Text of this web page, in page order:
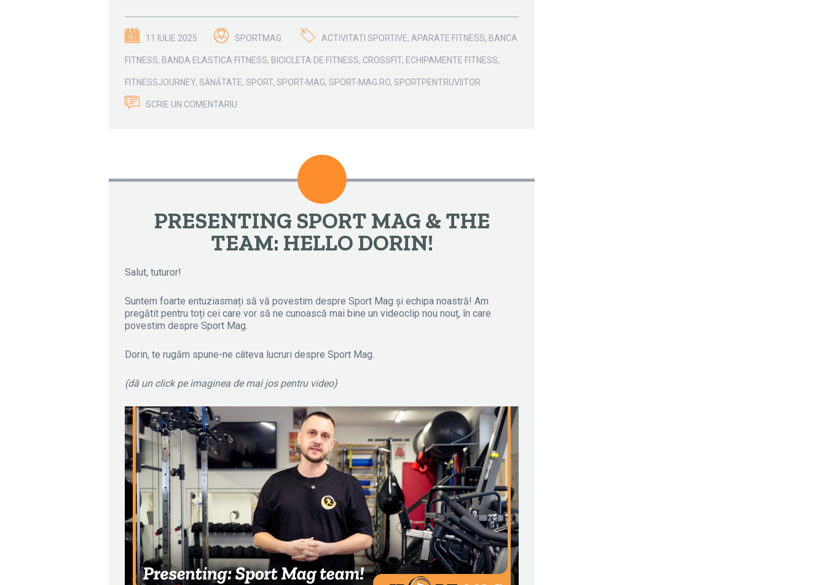
11 IULIE 2025 SPORTMAG ACTIVITATI SPORTIVE, APARATE FITNESS, BANCA
FITNESS, BANDA ELASTICA FITNESS, BICICLETA DE FITNESS, CROSSFIT, ECHIPAMENTE FITNESS,
FITNESSJOURNEY, SĂNĂTATE, SPORT, SPORT-MAG, SPORT-MAG.RO, SPORTPENTRUVIITOR
SCRIE UN COMENTARIU
Video
PRESENTING SPORT MAG & THE
TEAM: HELLO DORIN!
Salut, tuturor!
Suntem foarte entuziasmați să vă povestim despre Sport Mag și echipa noastră! Am
pregătit pentru toți cei care vor să ne cunoască mai bine un videoclip nou nouț, în care
povestim despre Sport Mag.
Dorin, te rugăm spune-ne câteva lucruri despre Sport Mag.
(dă un click pe imaginea de mai jos pentru video)